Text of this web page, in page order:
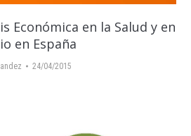
Económica en la Salud y en
en España
24/04/2015